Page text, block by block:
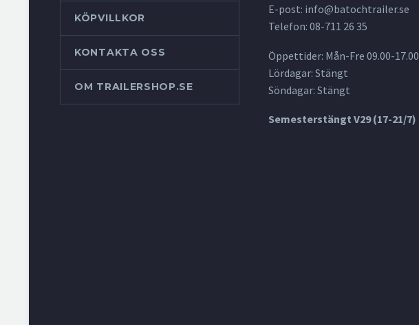
KÖPVILLKOR
KONTAKTA OSS
OM TRAILERSHOP.SE
E-post: info@batochtrailer.se
Telefon: 08-711 26 35
Öppettider: Mån-Fre 09.00-17.00
Lördagar: Stängt
Söndagar: Stängt
Semesterstängt V29 (17-21/7)